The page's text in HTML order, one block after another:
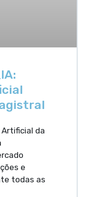
da
e
todas as